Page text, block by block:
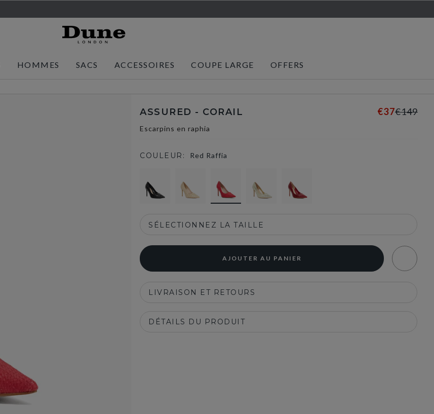
HOMMES SACS ACCESSOIRES COUPE LARGE OFFERS
ASSURED - CORAIL
Escarpins en raphia
€37€149
COULEUR: Red Raffia
SÉLECTIONNEZ LA TAILLE
AJOUTER AU PANIER
LIVRAISON ET RETOURS
DÉTAILS DU PRODUIT